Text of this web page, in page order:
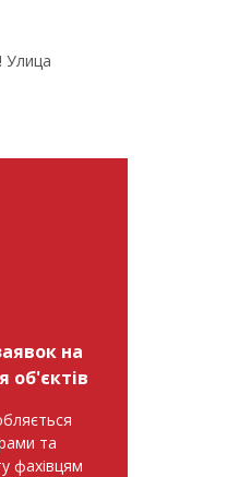
Улица
на
об'єктів
та
фахівцям